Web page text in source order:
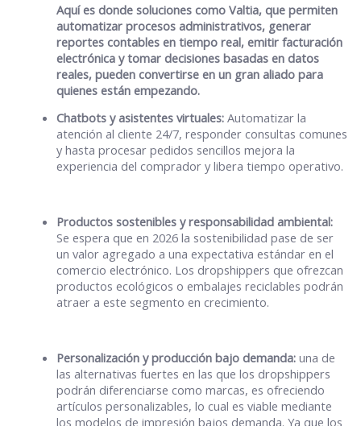
Aquí es donde soluciones como Valtia, que permiten
automatizar procesos administrativos, generar
reportes contables en tiempo real, emitir facturación
electrónica y tomar decisiones basadas en datos
reales, pueden convertirse en un gran aliado para
quienes están empezando.
Chatbots y asistentes virtuales:Automatizar la
atención al cliente 24/7, responder consultas comunes
y hasta procesar pedidos sencillos mejora la
experiencia del comprador y libera tiempo operativo.
Productos sostenibles y responsabilidad ambiental:
Se espera que en 2026 la sostenibilidad pase de ser
un valor agregado a una expectativa estándar en el
comercio electrónico. Los dropshippers que ofrezcan
productos ecológicos o embalajes reciclables podrán
atraer a este segmento en crecimiento.
Personalización y producción bajo demanda:una de
las alternativas fuertes en las que los dropshippers
podrán diferenciarse como marcas, es ofreciendo
artículos personalizables, lo cual es viable mediante
los modelos de impresión bajos demanda. Ya que los